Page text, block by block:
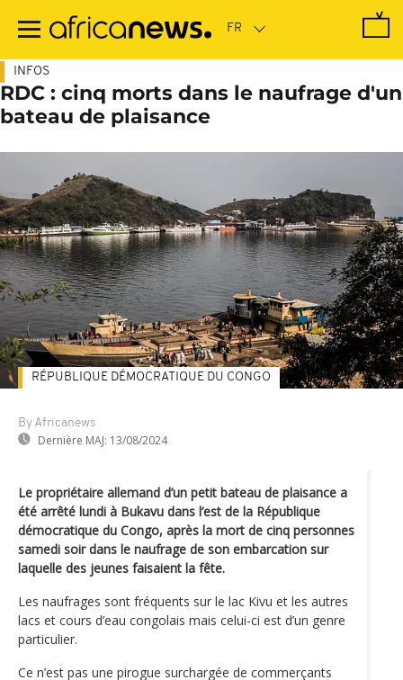
contenu
INFOS
RDC : cinq morts dans le naufrage d'un
bateau de plaisance
By Africanews
Dernière MAJ: 13/08/2024
RÉPUBLIQUE DÉMOCRATIQUE DU CONGO
Le propriétaire allemand d’un petit bateau de plaisance a
été arrêté lundi à Bukavu dans l’est de la République
démocratique du Congo, après la mort de cinq personnes
samedi soir dans le naufrage de son embarcation sur
laquelle des jeunes faisaient la fête.
Les naufrages sont fréquents sur le lac Kivu et les autres
lacs et cours d’eau congolais mais celui-ci est d’un genre
particulier.
Ce n’est pas une pirogue surchargée de commerçants